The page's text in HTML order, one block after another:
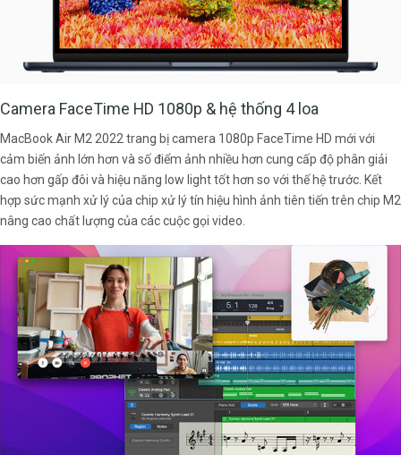
Camera FaceTime HD 1080p & hệ thống 4 loa
MacBook Air M2 2022 trang bị camera 1080p FaceTime HD mới với
cảm biến ảnh lớn hơn và số điểm ảnh nhiều hơn cung cấp độ phân giải
cao hơn gấp đôi và hiệu năng low light tốt hơn so với thế hệ trước. Kết
hợp sức mạnh xử lý của chip xử lý tín hiệu hình ảnh tiên tiến trên chip M2
nâng cao chất lượng của các cuộc gọi video.